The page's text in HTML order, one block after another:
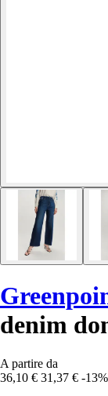
denim
A partire da
36,10 € 31,37 € -13%